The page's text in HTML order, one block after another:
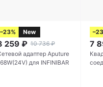
–23% New
259 ₽ 10 736 ₽
адаптер Aputure
для INFINIBAR
7